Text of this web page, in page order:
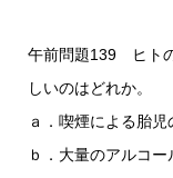
午前問題139 ヒト
しいのはどれか。
ａ．喫煙による胎児
ｂ．大量のアルコ